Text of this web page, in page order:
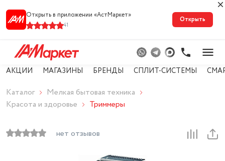
Открыть в приложении «АстМарке‪т‬»
41
Открыть
АКЦИИ МАГАЗИНЫ БРЕНДЫ СПЛИТ-СИСТЕМЫ
Каталог
Мелкая бытовая техника
Красота и здоровье
Триммеры
нет отзывов